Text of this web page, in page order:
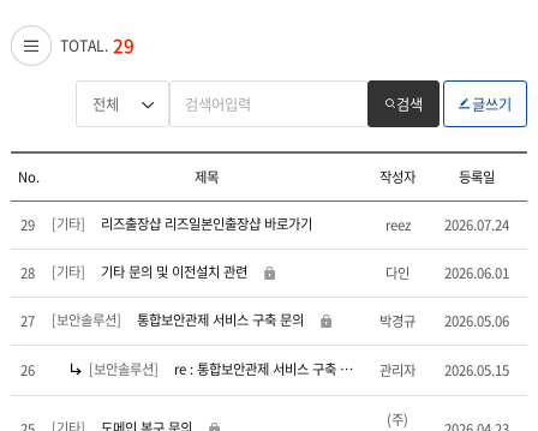
TOTAL. 29
검색 글쓰기
No. 제목 작성자 등록일
29 [기타] 리즈출장샵 리즈일본인출장샵 바로가기 reez 2026.07.24
28 [기타] 기타 문의 및 이전설치 관련 다인 2026.06.01
27 [보안솔루션] 통합보안관제 서비스 구축 문의 박경규 2026.05.06
26 [보안솔루션] re : 통합보안관제 서비스 구축 문의 관리자 2026.05.15
(주)